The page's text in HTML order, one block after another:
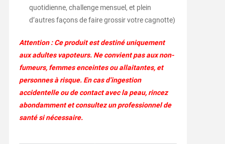
quotidienne, challenge mensuel, et plein
d’autres façons de faire grossir votre cagnotte)
Attention : Ce produit est destiné uniquement
aux adultes vapoteurs. Ne convient pas aux non-
fumeurs, femmes enceintes ou allaitantes, et
personnes à risque. En cas d’ingestion
accidentelle ou de contact avec la peau, rincez
abondamment et consultez un professionnel de
santé si nécessaire.